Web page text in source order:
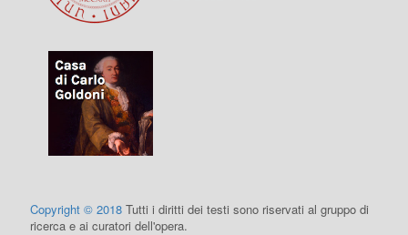
Copyright © 2018 Tutti i diritti dei testi sono riservati al gruppo di
ricerca e ai curatori dell'opera.